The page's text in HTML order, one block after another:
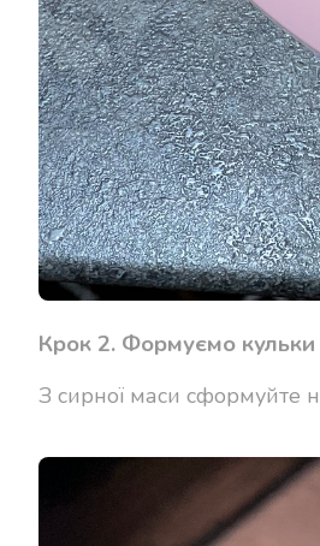
Крок 2. Формуємо кульки
З сирної маси сформуйте